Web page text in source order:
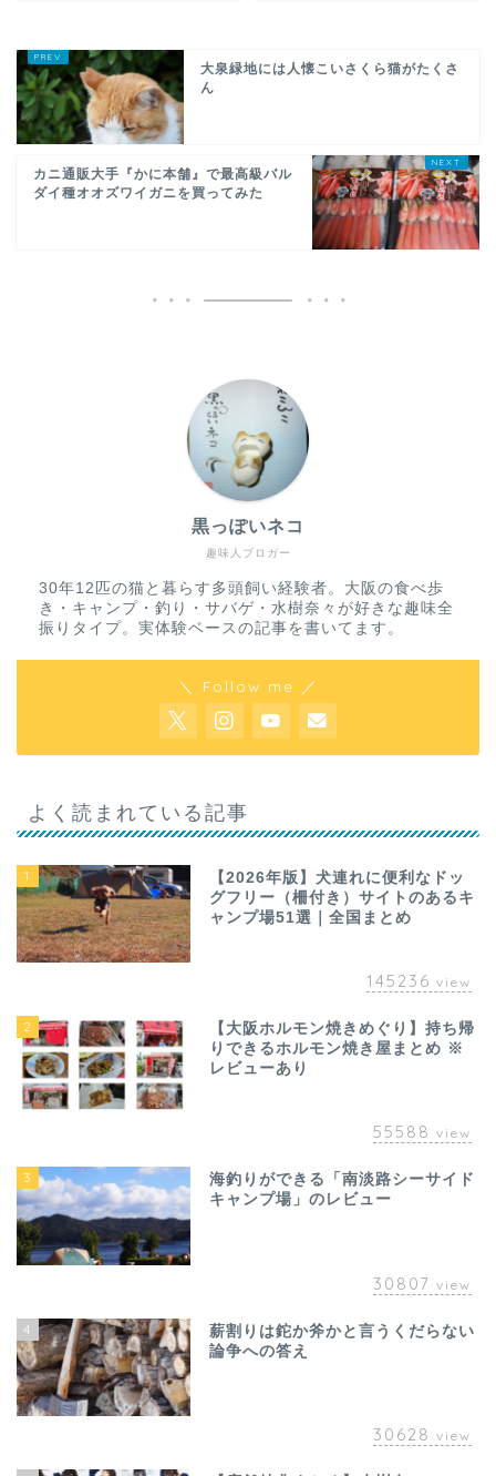
大泉緑地には人懐こいさくら猫がたくさ
ん
カニ通販大手『かに本舗』で最高級バル
ダイ種オオズワイガニを買ってみた
趣味人ブロガー
黒っぽいネコ
30年12匹の猫と暮らす多頭飼い経験者。大阪の食べ歩
き・キャンプ・釣り・サバゲ・水樹奈々が好きな趣味全
振りタイプ。実体験ベースの記事を書いてます。
＼ Follow me ／
よく読まれている記事
1
【2026年版】犬連れに便利なドッ
グフリー（柵付き）サイトのあるキ
ャンプ場51選｜全国まとめ
145236 view
2
【大阪ホルモン焼きめぐり】持ち帰
りできるホルモン焼き屋まとめ ※
レビューあり
55588 view
3
海釣りができる「南淡路シーサイド
キャンプ場」のレビュー
30807 view
4
薪割りは鉈か斧かと言うくだらない
論争への答え
30628 view